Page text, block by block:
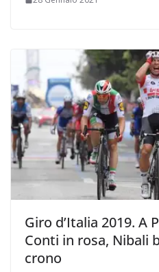
Giro d’Italia 2019. A
Conti in rosa, Nibali
crono